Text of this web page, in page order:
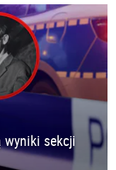
wyniki sekcji